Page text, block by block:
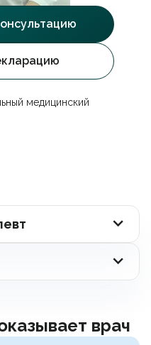
прийом
медицинский
врач